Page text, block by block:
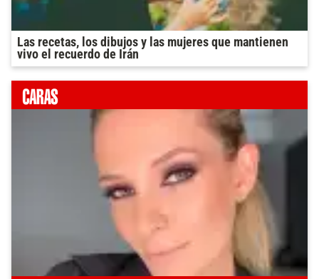
Las recetas, los dibujos y las mujeres que mantienen
vivo el recuerdo de Irán